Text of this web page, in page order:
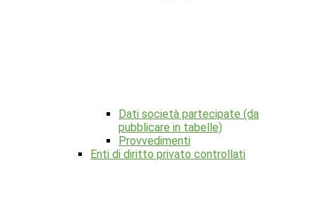
Dati società partecipate (da
pubblicare in tabelle)
Provvedimenti
Enti di diritto privato controllati